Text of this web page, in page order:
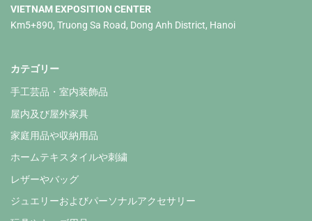
VIETNAM EXPOSITION CENTER
Km5+890, Truong Sa Road, Dong Anh District, Hanoi
カテゴリー
手工芸品・室内装飾品
屋内及び屋外家具
家庭用品や収納用品
ホームテキスタイルや刺繍
レザーやバッグ
ジュエリーおよびパーソナルアクセサリー